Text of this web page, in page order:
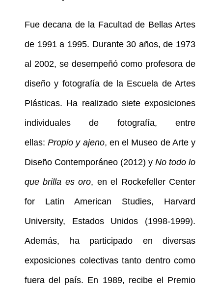
Fue decana de la Facultad de Bellas Artes
de 1991 a 1995. Durante 30 años, de 1973
al 2002, se desempeñó como profesora de
diseño y fotografía de la Escuela de Artes
Plásticas. Ha realizado siete exposiciones
individuales de fotografía, entre
ellas:Propio y ajeno, en el Museo de Arte y
Diseño Contemporáneo (2012) y No todo lo
que brilla es oro, en el Rockefeller Center
for Latin American Studies, Harvard
University, Estados Unidos (1998-1999).
Además, ha participado en diversas
exposiciones colectivas tanto dentro como
fuera del país. En 1989, recibe el Premio